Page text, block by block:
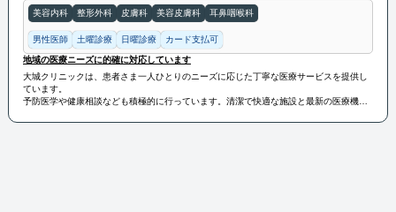
美容内科 整形外科 皮膚科 美容皮膚科 耳鼻咽喉科
男性医師 土曜診療 日曜診療 カード支払可
地域の医療ニーズに的確に対応しています
大城クリニックは、患者さま一人ひとりのニーズに応じた丁寧な医療サービスを提供し
ています。
予防医学や健康相談なども積極的に行っています。清潔で快適な施設と最新の医療機器
大城クリニックは、患者さまの健康を第一に考え、安心して受診できる環境を提供して